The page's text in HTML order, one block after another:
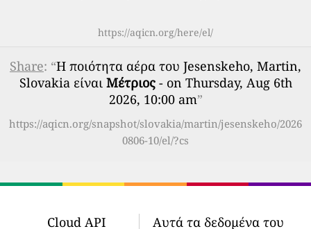
https://aqicn.org/here/el/
Share: “Η ποιότητα αέρα του Jesenskeho, Martin,
Slovakia είναι Μέτριος- on Thursday, Aug 6th
2026, 10:00 am”
https://aqicn.org/snapshot/slovakia/martin/jesenskeho/2026
0806-10/el/?cs
Cloud API Αυτά τα δεδομένα του